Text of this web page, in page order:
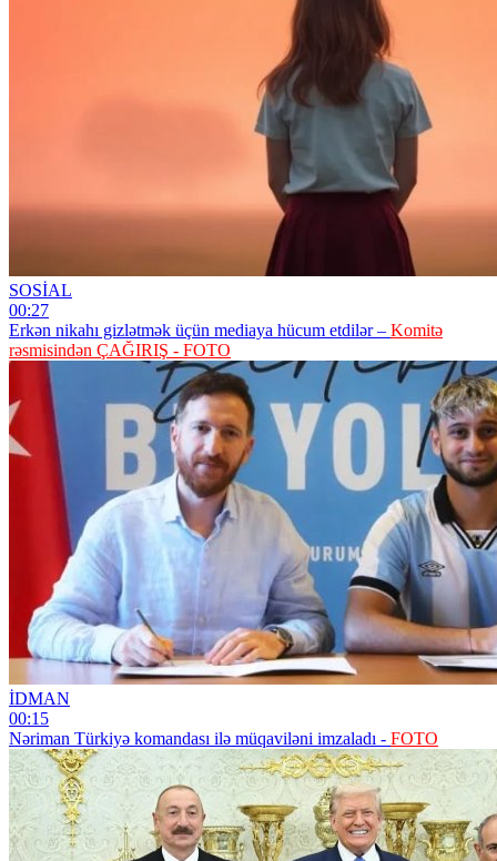
SOSİAL
00:27
Erkən nikahı gizlətmək üçün mediaya hücum etdilər – Komitə
rəsmisindən ÇAĞIRIŞ - FOTO
İDMAN
00:15
Nəriman Türkiyə komandası ilə müqaviləni imzaladı - FOTO